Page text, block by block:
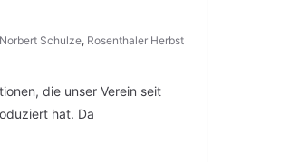
Norbert Schulze, Rosenthaler Herbst
die unser Verein seit
hat. Da